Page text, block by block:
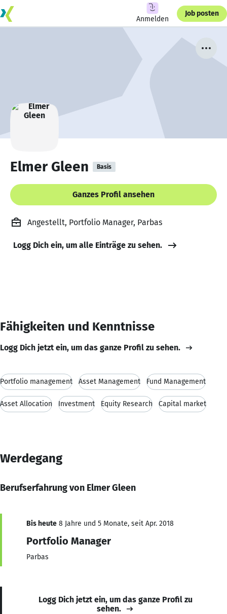
Anmelden
Job posten
Elmer Gleen Basis
Ganzes Profil ansehen
Angestellt, Portfolio Manager, Parbas
Logg Dich ein, um alle Einträge zu sehen.
Fähigkeiten und Kenntnisse
Logg Dich jetzt ein, um das ganze Profil zu sehen.
Portfolio management Asset Management Fund Management
Asset Allocation Investment Equity Research Capital market
Werdegang
Berufserfahrung von Elmer Gleen
Bis heute 8 Jahre und 5 Monate, seit Apr. 2018
Portfolio Manager
Parbas
Logg Dich jetzt ein, um das ganze Profil zu
sehen.